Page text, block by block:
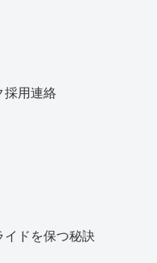
採用連絡
ドを保つ秘訣